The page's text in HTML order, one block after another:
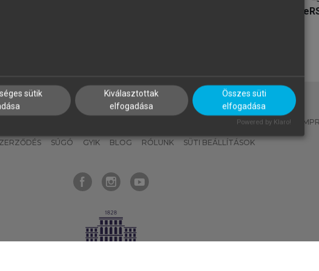
MI – ÁLTALÁNOS IRÁNYELVEK
SÚGÓ GYIK BLOG RÓLUNK SÜTI BEÁLLÍTÁSOK
sütik
Kiválasztottak
elfogadása
Összes süti
elfogadása
Powered by Klaro!